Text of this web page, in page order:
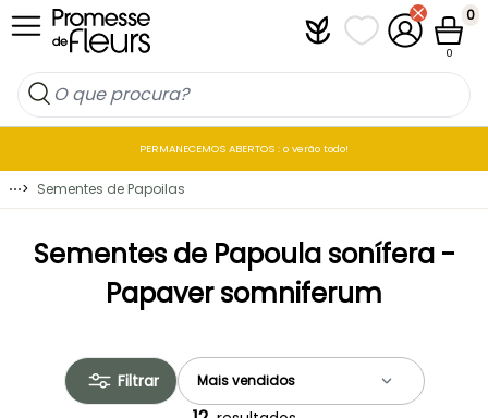
Ir para o Conteúdo PlantfitAs minhas listas
A minha
0
0
PERMANECEMOS ABERTOS : o verão todo!
⋯> Sementes de Papoilas
Sementes de Papoula sonífera -
Papaver somniferum
Filtrar